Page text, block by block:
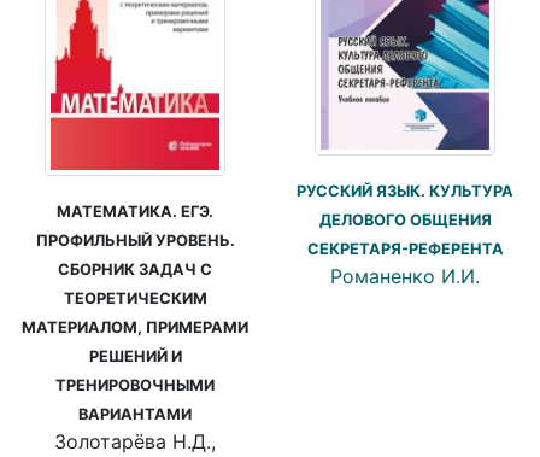
МАТЕМАТИКА. ЕГЭ.
ПРОФИЛЬНЫЙ УРОВЕНЬ.
СБОРНИК ЗАДАЧ С
ТЕОРЕТИЧЕСКИМ
МАТЕРИАЛОМ, ПРИМЕРАМИ
РЕШЕНИЙ И
ТРЕНИРОВОЧНЫМИ
ВАРИАНТАМИ
Золотарёва Н.Д.,
РУССКИЙ ЯЗЫК. КУЛЬТУРА
ДЕЛОВОГО ОБЩЕНИЯ
СЕКРЕТАРЯ-РЕФЕРЕНТА
Романенко И.И.